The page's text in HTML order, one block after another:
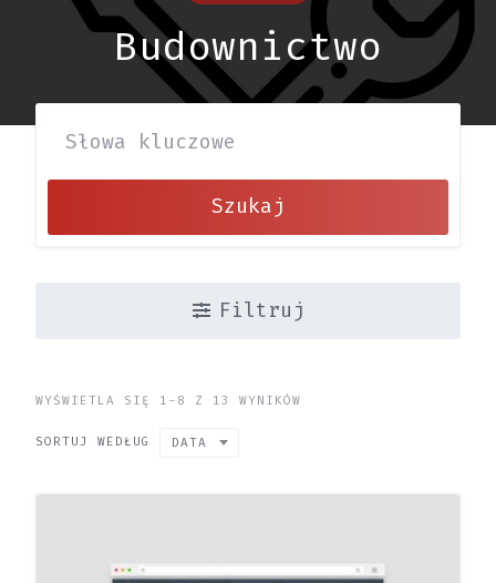
Budownictwo
Szukaj
Filtruj
WYŚWIETLA SIĘ 1-8 Z 13 WYNIKÓW
SORTUJ WEDŁUG DATA